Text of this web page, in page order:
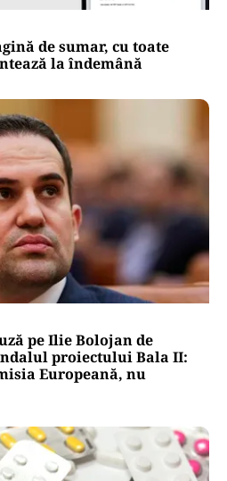
de sumar, cu toate
la îndemână
pe Ilie Bolojan de
proiectului Bala II:
Europeană, nu